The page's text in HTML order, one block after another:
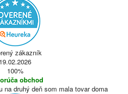
zákazník
19.02.2026
100%
obchod
na druhý deň som mala tovar doma